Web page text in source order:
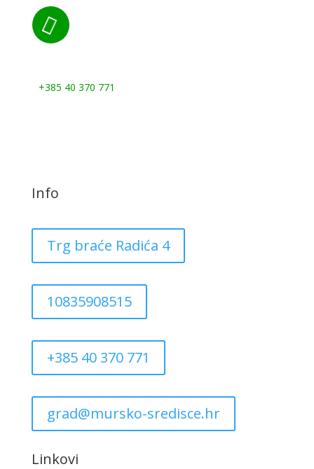

+385 40 370 771
Info
Trg braće Radića 4
10835908515
+385 40 370 771
grad@mursko-sredisce.hr
Linkovi